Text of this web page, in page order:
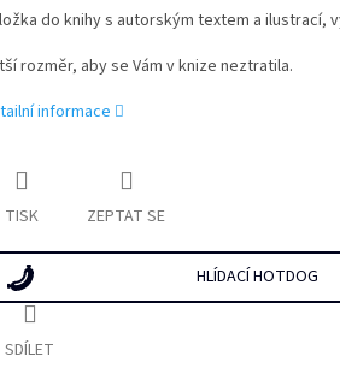
do knihy s autorským textem a ilustrací,
rozměr, aby se Vám v knize neztratila.
informace
TISK ZEPTAT SE
HLÍDACÍ HOTDOG
SDÍLET